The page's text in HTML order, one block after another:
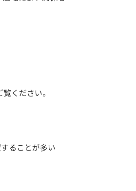
ください。
ることが多い